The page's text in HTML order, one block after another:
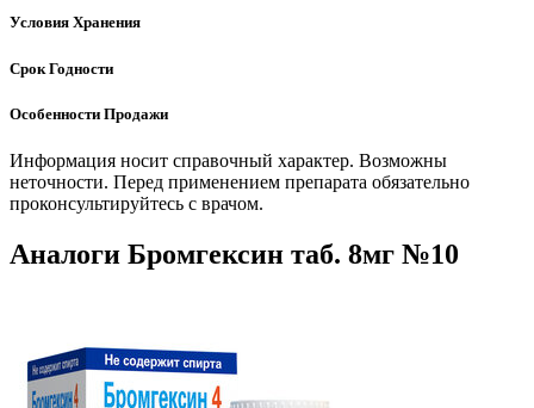
Условия Хранения
Срок Годности
Особенности Продажи
Информация носит справочный характер. Возможны
неточности. Перед применением препарата обязательно
проконсультируйтесь с врачом.
Аналоги Бромгексин таб. 8мг №10